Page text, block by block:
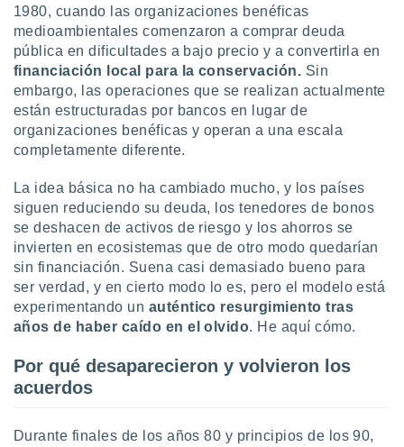
sean
el sitio
se
para
ni para
o
aunque
no
Puedes
acceder a
web a
1980, cuando las organizaciones benéficas
medioambientales comenzaron a comprar deuda
pública en dificultades a bajo precio y a convertirla en
financiación local para la conservación. Sin
embargo, las operaciones que se realizan actualmente
están estructuradas por bancos en lugar de
organizaciones benéficas y operan a una escala
completamente diferente.
La idea básica no ha cambiado mucho, y los países
siguen reduciendo su deuda, los tenedores de bonos
se deshacen de activos de riesgo y los ahorros se
invierten en ecosistemas que de otro modo quedarían
sin financiación. Suena casi demasiado bueno para
ser verdad, y en cierto modo lo es, pero el modelo está
experimentando un auténtico resurgimiento tras
años de haber caído en el olvido. He aquí cómo.
Por qué desaparecieron y volvieron los
acuerdos
Durante finales de los años 80 y principios de los 90,